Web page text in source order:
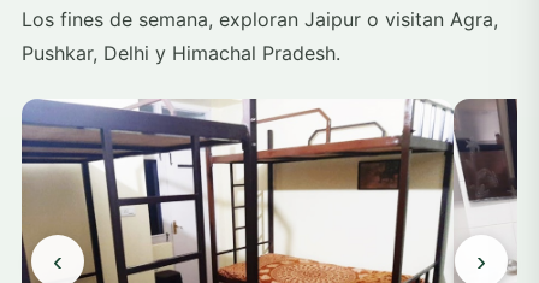
Los fines de semana, exploran Jaipur o visitan Agra,
Pushkar, Delhi y Himachal Pradesh.
‹ ›